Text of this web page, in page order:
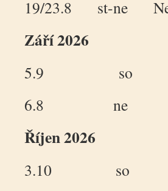
19/23.8 st-ne New
Září 2026
5.9 so
6.8 ne
Říjen 2026
3.10 so 18:00